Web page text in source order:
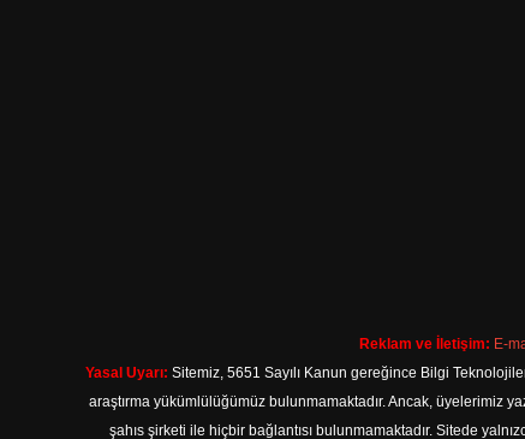
Reklam ve İletişim: E-
Yasal Uyarı: Sitemiz, 5651 Sayılı Kanun gereğince Bilgi
araştırma yükümlülüğümüz bulunmamaktadır. Ancak, üyelerimiz
şahıs şirketi ile hiçbir bağlantısı bulunmamaktadır. Sitede